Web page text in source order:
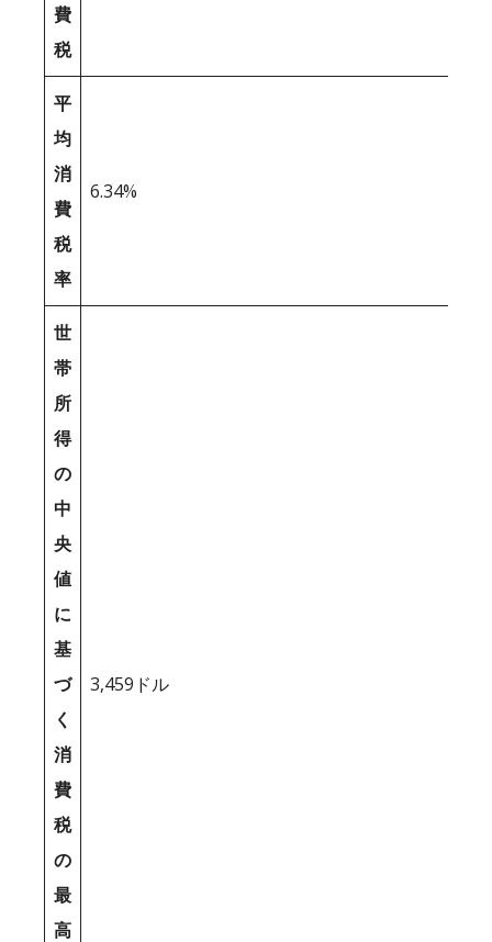
費
税
平
均
消
費
税
率
6.34%
世
帯
所
得
の
中
央
値
に
基
づ
く
消
費
税
の
最
高
3,459ドル